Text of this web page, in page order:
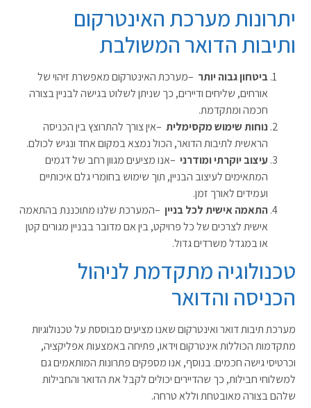
יתרונות מערכת האינטרקום
ותיבות הדואר המשולבת
ביטחון גבוה יותר –מערכת האינטרקום מאפשרת זיהוי של
אורחים, שליחים ודיירים, כך שניתן לשלוט בגישה לבניין בצורה
חכמה ומתקדמת.
נוחות שימוש מקסימלית –אין צורך להתרוצץ בין הכניסה
הראשית לתיבות הדואר, הכול נמצא במקום אחד ונגיש לכולם.
עיצוב יוקרתי ומודרני –אנו מציעים מגוון רחב של דגמים
המתאימים לעיצוב הבניין, תוך שימוש בחומרי גלם איכותיים
ועמידים לאורך זמן.
התאמה אישית לכל בניין –המערכת שלנו מתוכננת בהתאמה
אישית לצרכים של כל פרויקט, בין אם מדובר בבניין מגורים קטן
או במגדל משרדים גדול.
טכנולוגיה מתקדמת לניהול
הכניסה והדואר
מערכת תיבות דואר ואינטרקום שאנו מציעים מבוססת על טכנולוגיות
מתקדמות הכוללות אינטרקום וידאו, פתיחה באמצעות אפליקציה,
וכרטיסי גישה חכמים. בנוסף, אנו מספקים פתרונות המותאמים גם
למשלוחי חבילות, כך שהדיירים יכולים לקבל את הדואר והחבילות
שלהם בצורה מאובטחת וללא טרחה.